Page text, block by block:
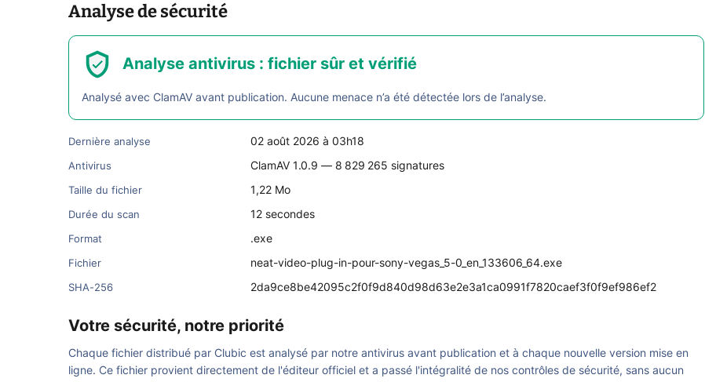
Analyse de sécurité
Analyse antivirus : fichier sûr et vérifié
Analysé avec ClamAV avant publication. Aucune menace n’a été détectée lors de l’analyse.
Dernière analyse 02 août 2026 à 03h18
Antivirus ClamAV 1.0.9 — 8 829 265 signatures
Taille du fichier 1,22 Mo
Durée du scan 12 secondes
Format .exe
Fichier neat-video-plug-in-pour-sony-vegas_5-0_en_133606_64.exe
SHA-256 2da9ce8be42095c2f0f9d840d98d63e2e3a1ca0991f7820caef3f0f9ef986ef2
Votre sécurité, notre priorité
Chaque fichier distribué par Clubic est analysé par notre antivirus avant publication et à chaque nouvelle version mise en
ligne. Ce fichier provient directement de l'éditeur officiel et a passé l'intégralité de nos contrôles de sécurité, sans aucun